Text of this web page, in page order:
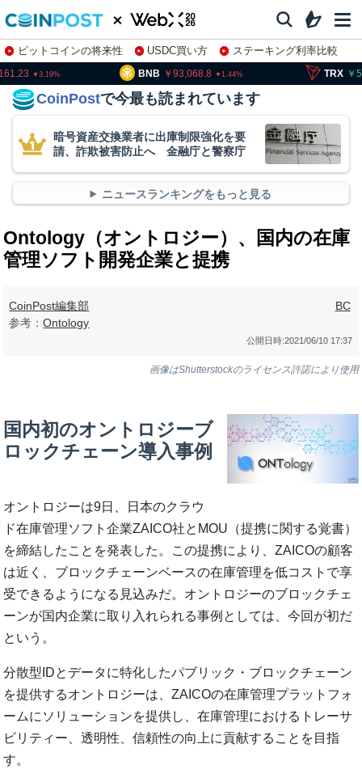
ビットコインの将来性 USDC買い方
ステーキング利率比較
株特集・関連銘柄
3.19 BNB 93,068.8 1.44 TRX
CoinPostで今最も読まれています
暗号資産交換業者に出庫制限強化を要
請、詐欺被害防止へ 金融庁と警察庁
ニュースランキングをもっと見る
Ontology（オントロジー）、国内の在庫
管理ソフト開発企業と提携
CoinPost編集部
参考：Ontology
BC
公開日時:2021/06/10 17:37
画像はShutterstockのライセンス許諾により使用
国内初のオントロジーブ
ロックチェーン導入事例
オントロジーは9日、日本のクラウ
ド在庫管理ソフト企業ZAICO社とMOU（提携に関する覚書）
を締結したことを発表した。この提携により、ZAICOの顧客
は近く、ブロックチェーンベースの在庫管理を低コストで享
受できるようになる見込みだ。オントロジーのブロックチェ
ーンが国内企業に取り入れられる事例としては、今回が初だ
という。
分散型IDとデータに特化したパブリック・ブロックチェーン
を提供するオントロジーは、ZAICOの在庫管理プラットフォ
ームにソリューションを提供し、在庫管理におけるトレーサ
ビリティー、透明性、信頼性の向上に貢献することを目指
す。